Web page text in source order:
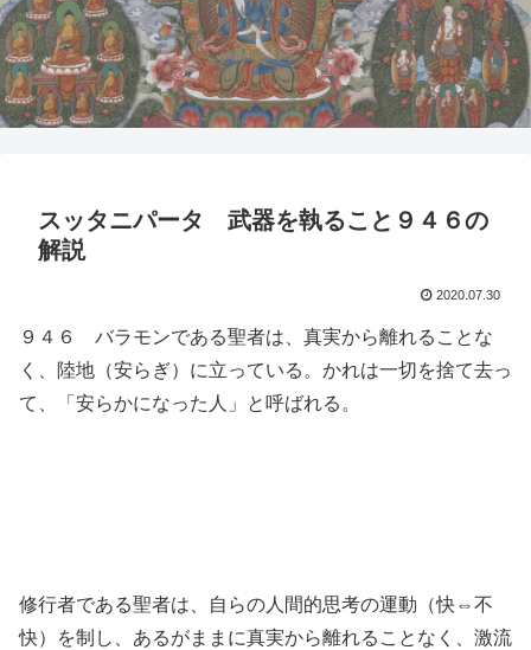
スッタニパータ 武器を執ること９４６の
解説
2020.07.30
９４６ バラモンである聖者は、真実から離れることな
く、陸地（安らぎ）に立っている。かれは一切を捨て去っ
て、「安らかになった人」と呼ばれる。
修行者である聖者は、自らの人間的思考の運動（快⇔不
快）を制し、あるがままに真実から離れることなく、激流